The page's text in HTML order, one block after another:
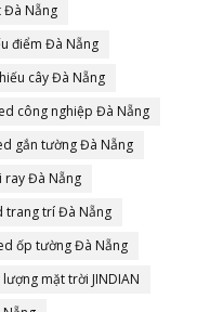
Đà Nẵng
điểm Đà Nẵng
cây Đà Nẵng
công nghiệp Đà Nẵng
gắn tường Đà Nẵng
ray Đà Nẵng
trang trí Đà Nẵng
ốp tường Đà Nẵng
mặt trời JINDIAN